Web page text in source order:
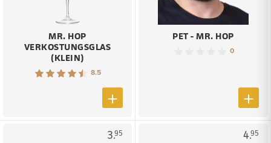
MR. HOP
VERKOSTUNGSGLAS
(KLEIN)
8.5
PET - MR. HOP
0
3.95 4.95